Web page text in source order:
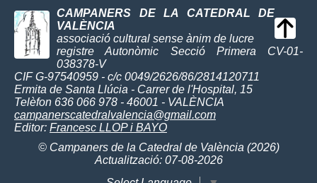
CAMPANERS DE LA CATEDRAL DE
VALÈNCIA
associació cultural sense ànim de lucre
registre Autonòmic Secció Primera CV-01-
038378-V
CIF G-97540959 - c/c 0049/2626/86/2814120711
Ermita de Santa Llúcia - Carrer de l'Hospital, 15
Telèfon 636 066 978 - 46001 - VALÈNCIA
campanerscatedralvalencia@gmail.com
Editor: Francesc LLOP i BAYO
© Campaners de la Catedral de València (2026)
Actualització: 07-08-2026